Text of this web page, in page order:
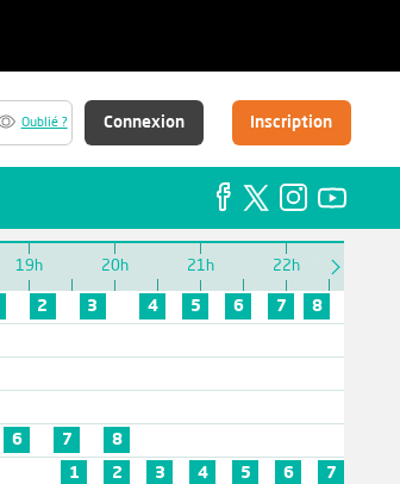
Oublié ? Connexion Inscription
19h 20h 21h 22h
2 3 4 5 6 7
8
6 7
8
1
2 3 4 5 6 7